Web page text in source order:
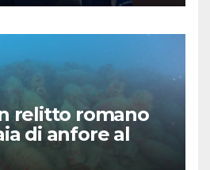
relitto romano
di anfore al
del Vallo